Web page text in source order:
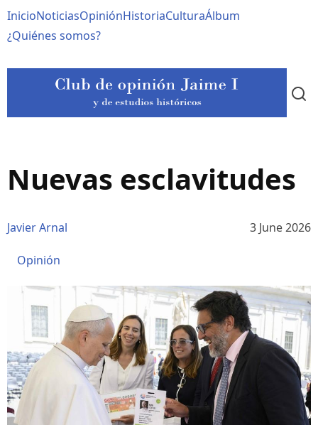
al
contenido
Navegación
principal
InicioNoticiasOpiniónHistoriaCulturaÁlbum
¿Quiénes somos?
Nuevas esclavitudes
Javier Arnal 3 June 2026
Opinión